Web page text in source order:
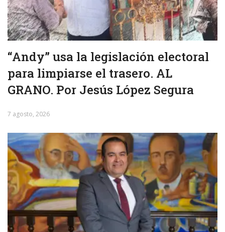
“Andy” usa la legislación electoral
para limpiarse el trasero. AL
GRANO. Por Jesús López Segura
7 agosto, 2026